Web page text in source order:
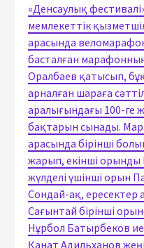
«Денсаулық
мемлекеттік
арасында
басталған
Оралбаев қатысып,
арналған шараға
аралығындағы 100-ге
бақтарын сынады.
арасында бірінші
жарып, екінші орынды
жүлделі үшінші орын
Сондай-ақ, ересектер
Сағынтай бірінші
Нұрбол Батырбеков
Қанат Адильханов